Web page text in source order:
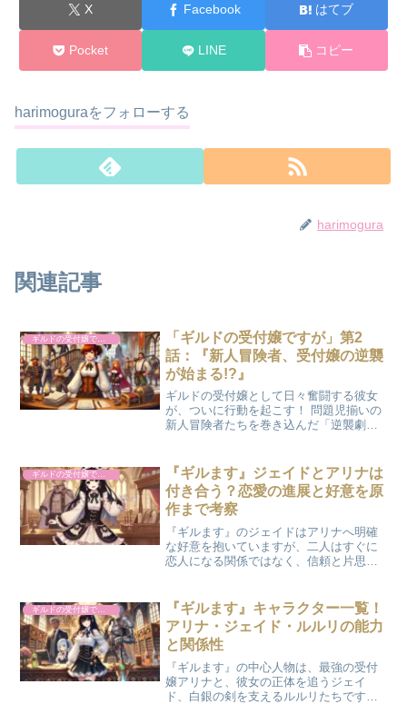
X Facebook はてブ
Pocket LINE コピー
harimoguraをフォローする
harimogura
関連記事
ギルドの受付嬢ですが、残業は嫌なのでボスをソロ討伐しようと思います
「ギルドの受付嬢ですが」第2
話：『新人冒険者、受付嬢の逆襲
が始まる!?』
ギルドの受付嬢として日々奮闘する彼女
が、ついに行動を起こす！ 問題児揃いの
新人冒険者たちを巻き込んだ「逆襲劇」
ありの新展開。受付嬢の意外な一面が明
らかになる注目の第2...
ギルドの受付嬢ですが、残業は嫌なのでボスをソロ討伐しようと思います
『ギルます』ジェイドとアリナは
付き合う？恋愛の進展と好意を原
作まで考察
『ギルます』のジェイドはアリナへ明確
な好意を抱いていますが、二人はすぐに
恋人になる関係ではなく、信頼と片思い
く意識しているものの、彼の積極的なア
プローチには警戒気味。恋...
ギルドの受付嬢ですが、残業は嫌なのでボスをソロ討伐しようと思います
『ギルます』キャラクター一覧！
アリナ・ジェイド・ルルリの能力
と関係性
『ギルます』の中心人物は、最強の受付
嬢アリナと、彼女の正体を追うジェイ
ド、白銀の剣を支えるルルリたちです。